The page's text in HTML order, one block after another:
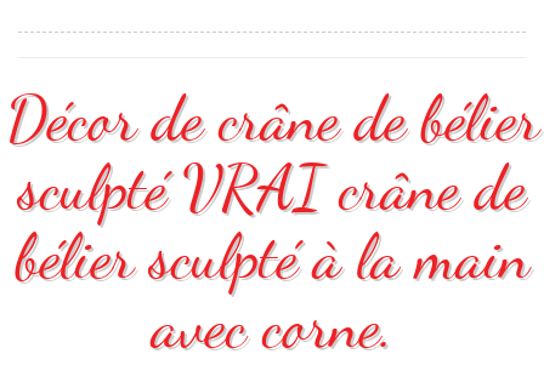
g
t
i
o
n
Décor de crâne de bélier
sculpté VRAI crâne de
bélier sculpté à la main
avec corne.